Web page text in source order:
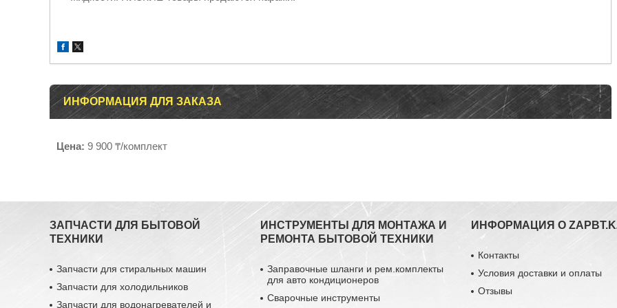
ИНФОРМАЦИЯ ДЛЯ ЗАКАЗА
Цена: 9 900 ₸/комплект
ЗАПЧАСТИ ДЛЯ БЫТОВОЙ
ТЕХНИКИ
Запчасти для стиральных машин
Запчасти для холодильников
Запчасти для водонагревателей и
ИНСТРУМЕНТЫ ДЛЯ МОНТАЖА И
РЕМОНТА БЫТОВОЙ ТЕХНИКИ
Заправочные шланги и рем.комплекты
для авто кондиционеров
Сварочные инструменты
ИНФОРМАЦИЯ О
Контакты
Условия доставки и оплаты
Отзывы